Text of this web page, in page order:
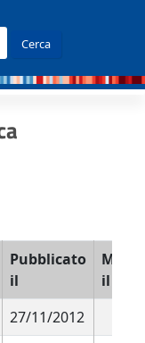
Cerca
Pubblicato
il
il
27/11/2012